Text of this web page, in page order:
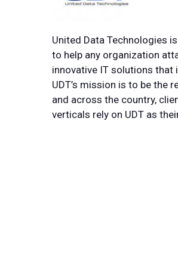
United Data Technologies
to help any organization
innovative IT solutions that
UDT’s mission is to be the
and across the country,
verticals rely on UDT as